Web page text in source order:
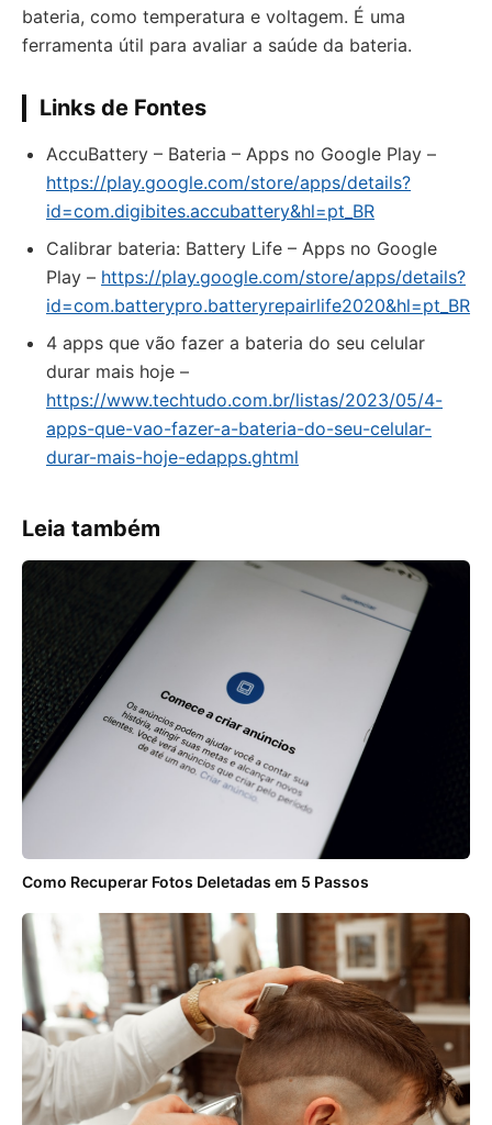
bateria, como temperatura e voltagem. É uma
ferramenta útil para avaliar a saúde da bateria.
Links de Fontes
Accu​Battery – Bateria – Apps no Google Play –
https://play.google.com/store/apps/details?
id=com.digibites.accubattery&hl=pt_BR
Calibrar bateria: Battery Life – Apps no Google
Play – https://play.google.com/store/apps/details?
id=com.batterypro.batteryrepairlife2020&hl=pt_BR
4 apps que vão fazer a bateria do seu celular
durar mais hoje –
https://www.techtudo.com.br/listas/2023/05/4-
apps-que-vao-fazer-a-bateria-do-seu-celular-
durar-mais-hoje-edapps.ghtml
Leia também
Como Recuperar Fotos Deletadas em 5 Passos